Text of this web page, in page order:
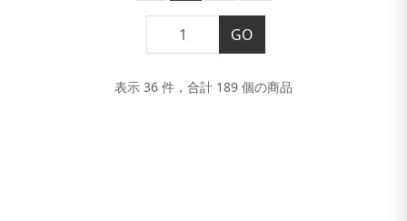
GO
表示 36 件，合計 189 個の商品